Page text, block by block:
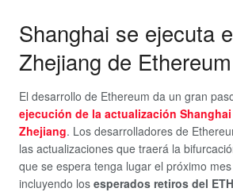
Shanghai se ejecuta
Zhejiang de Ethereum
El desarrollo de Ethereum da un gran
ejecución de la actualización
Zhejiang. Los desarrolladores de
las actualizaciones que traerá la
que se espera tenga lugar el próximo
incluyendo los esperados retiros del